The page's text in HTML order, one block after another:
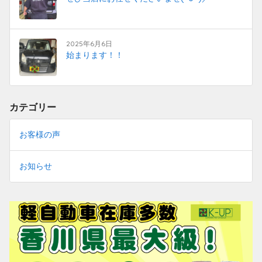
2025年6月6日
始まります！！
カテゴリー
お客様の声
お知らせ